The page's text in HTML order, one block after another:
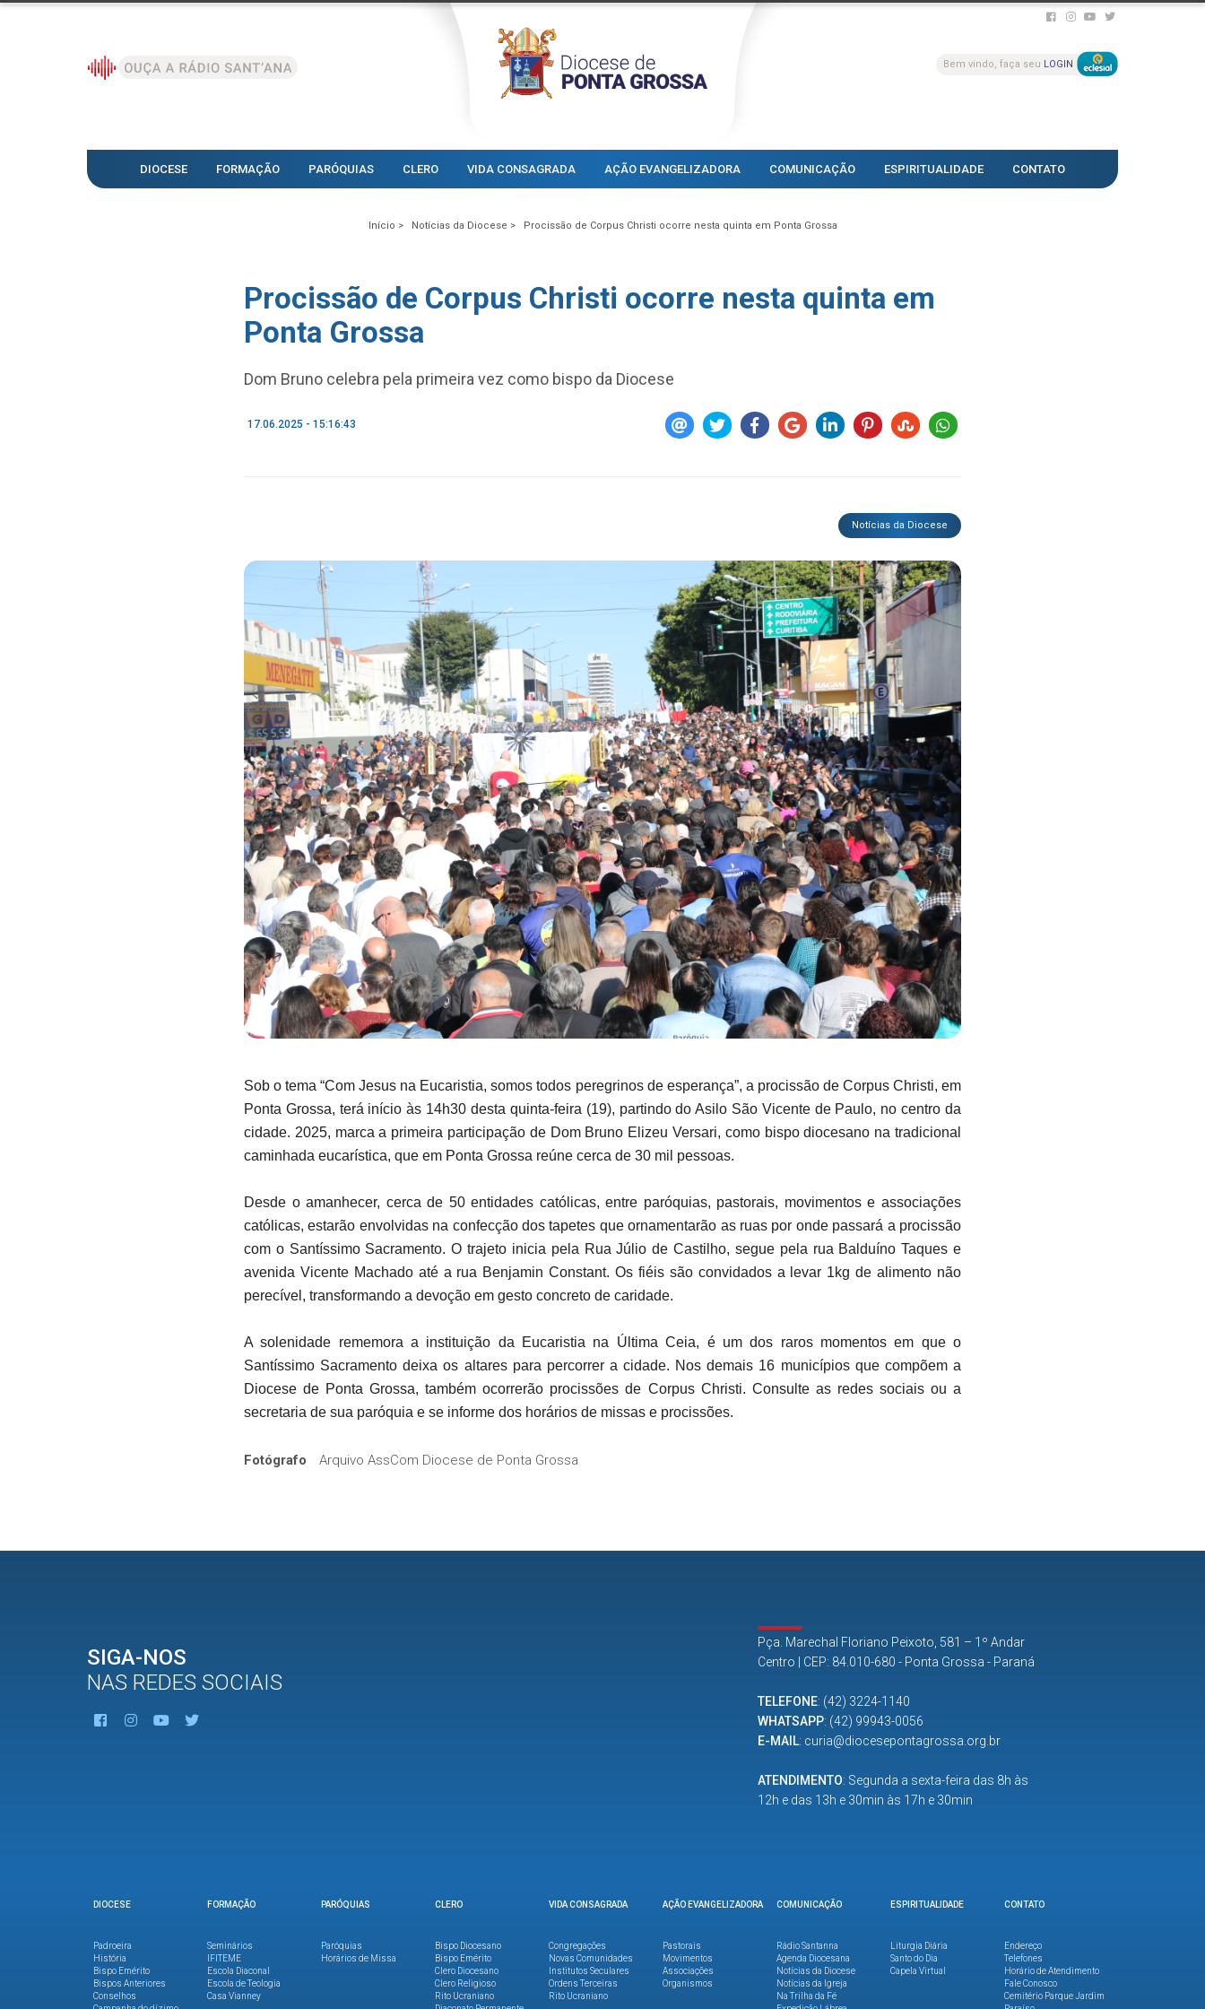
Bem vindo, faça seu LOGIN
DIOCESE FORMAÇÃO PARÓQUIAS CLERO VIDA CONSAGRADA AÇÃO EVANGELIZADORA COMUNICAÇÃO ESPIRITUALIDADE CONTATO
Início > Notícias da Diocese > Procissão de Corpus Christi ocorre nesta quinta em Ponta Grossa
Procissão de Corpus Christi ocorre nesta quinta em
Ponta Grossa
Dom Bruno celebra pela primeira vez como bispo da Diocese
17.06.2025 - 15:16:43
Notícias da Diocese
Sob o tema “Com Jesus na Eucaristia, somos todos peregrinos de esperança”, a procissão de Corpus Christi, em
Ponta Grossa, terá início às 14h30 desta quinta-feira (19), partindo do Asilo São Vicente de Paulo, no centro da
cidade. 2025, marca a primeira participação de Dom Bruno Elizeu Versari, como bispo diocesano na tradicional
caminhada eucarística, que em Ponta Grossa reúne cerca de 30 mil pessoas.
Desde o amanhecer, cerca de 50 entidades católicas, entre paróquias, pastorais, movimentos e associações
católicas, estarão envolvidas na confecção dos tapetes que ornamentarão as ruas por onde passará a procissão
com o Santíssimo Sacramento. O trajeto inicia pela Rua Júlio de Castilho, segue pela rua Balduíno Taques e
avenida Vicente Machado até a rua Benjamin Constant. Os fiéis são convidados a levar 1kg de alimento não
perecível, transformando a devoção em gesto concreto de caridade.
A solenidade rememora a instituição da Eucaristia na Última Ceia, é um dos raros momentos em que o
Santíssimo Sacramento deixa os altares para percorrer a cidade. Nos demais 16 municípios que compõem a
Diocese de Ponta Grossa, também ocorrerão procissões de Corpus Christi. Consulte as redes sociais ou a
secretaria de sua paróquia e se informe dos horários de missas e procissões.
Fotógrafo Arquivo AssCom Diocese de Ponta Grossa
SIGA-NOS
NAS REDES SOCIAIS
Pça. Marechal Floriano Peixoto, 581 – 1º Andar
Centro | CEP: 84.010-680 - Ponta Grossa - Paraná
TELEFONE: (42) 3224-1140
WHATSAPP: (42) 99943-0056
E-MAIL: curia@diocesepontagrossa.org.br
ATENDIMENTO: Segunda a sexta-feira das 8h às
12h e das 13h e 30min às 17h e 30min
DIOCESE
Padroeira
História
Bispo Emérito
Bispos Anteriores
Conselhos
FORMAÇÃO
Seminários
IFITEME
Escola Diaconal
Escola de Teologia
Casa Vianney
PARÓQUIAS
Paróquias
Horários de Missa
CLERO
Bispo Diocesano
Bispo Emérito
Clero Diocesano
Clero Religioso
Rito Ucraniano
VIDA CONSAGRADA
Congregações
Novas Comunidades
Institutos Seculares
Ordens Terceiras
Rito Ucraniano
AÇÃO EVANGELIZADORA
Pastorais
Movimentos
Associações
Organismos
COMUNICAÇÃO
Rádio Santanna
Agenda Diocesana
Notícias da Diocese
Notícias da Igreja
Na Trilha da Fé
ESPIRITUALIDADE
Liturgia Diária
Santo do Dia
Capela Virtual
CONTATO
Endereço
Telefones
Horário de Atendimento
Fale Conosco
Cemitério Parque Jardim